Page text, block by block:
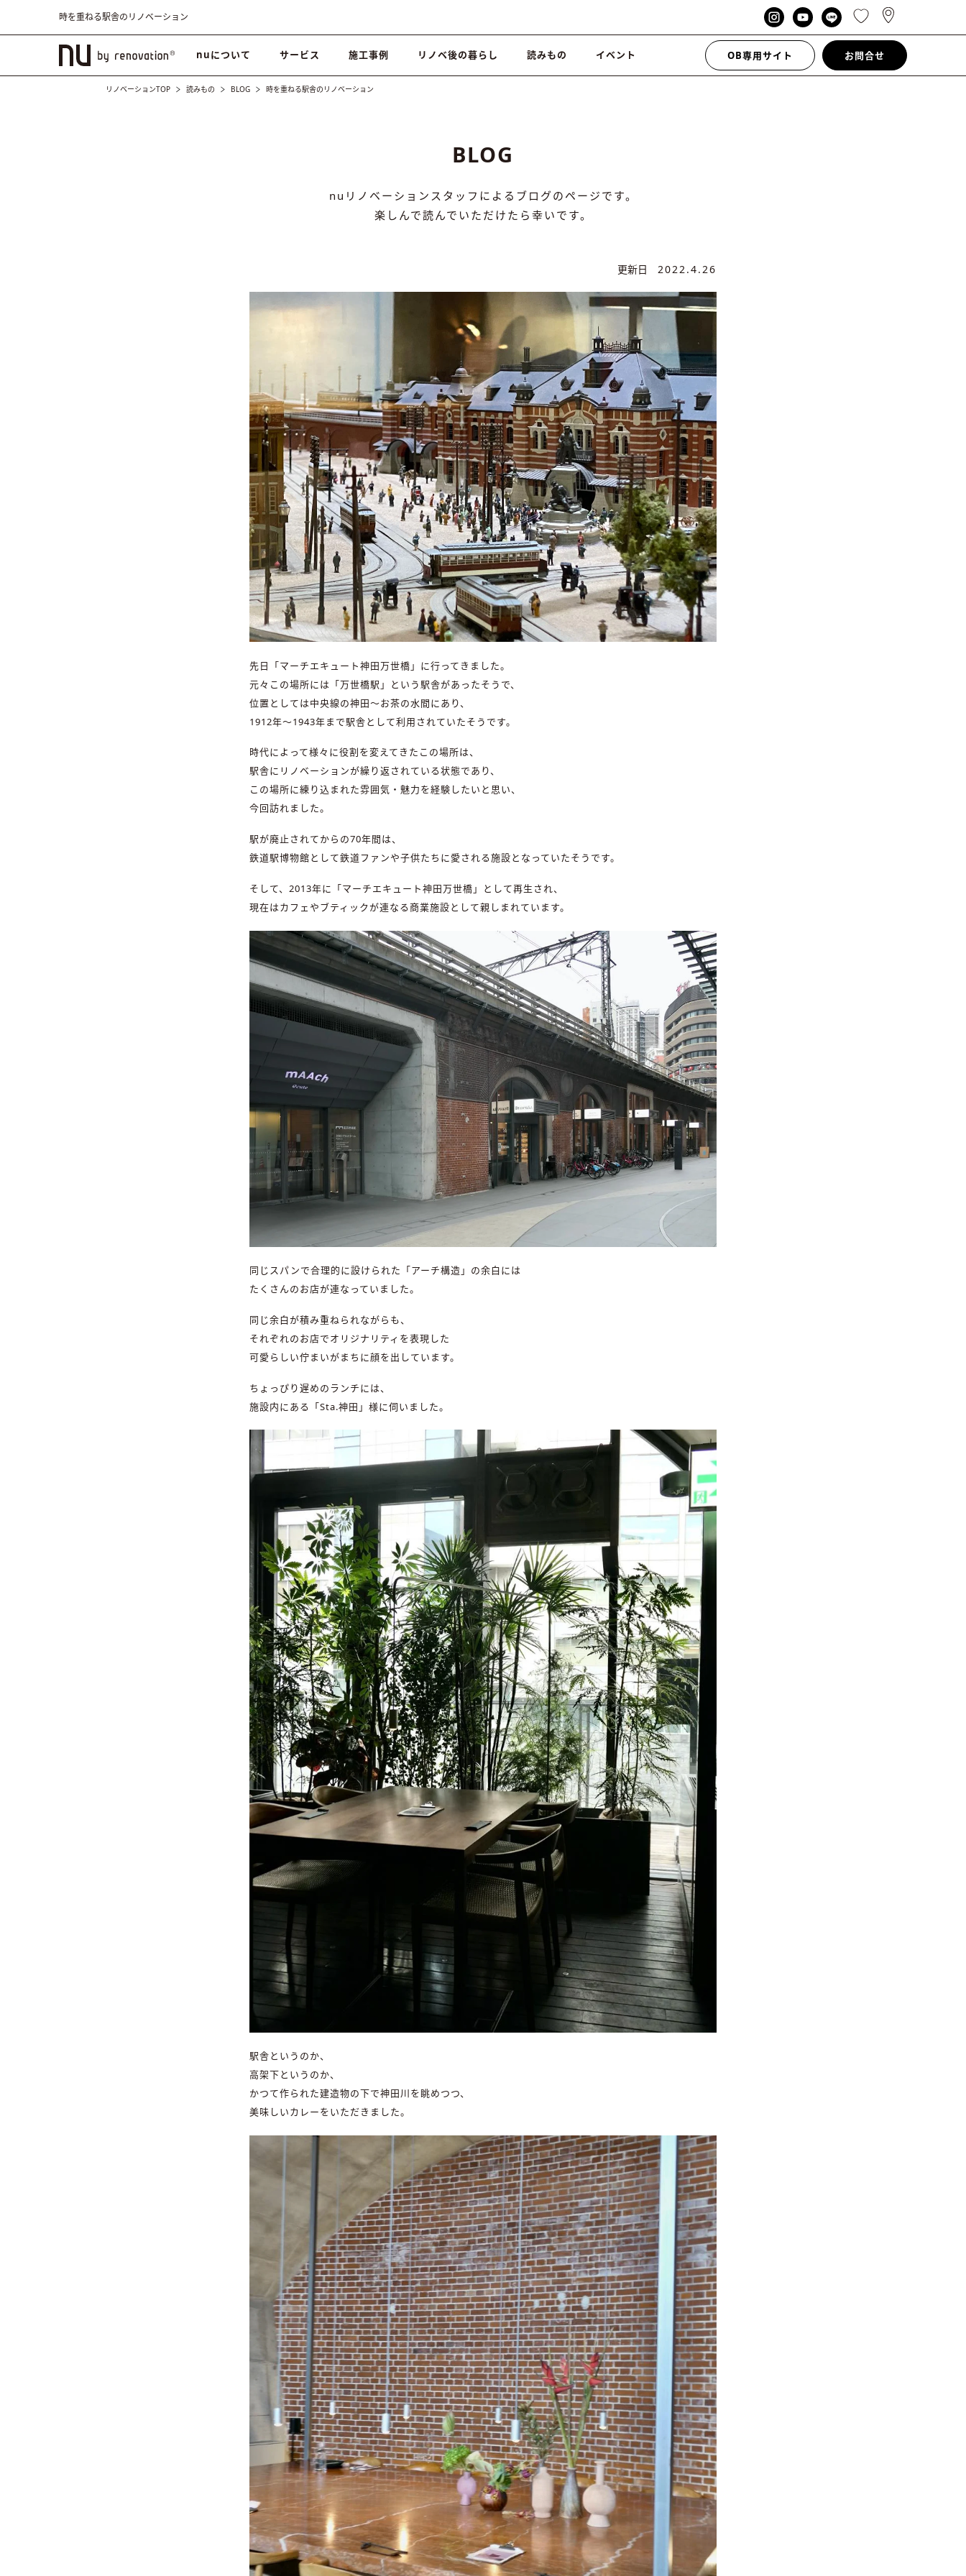
時を重ねる駅舎のリノベーション
nuについて サービス 施工事例 リノベ後の暮らし 読みもの イベント OB専用サイト お問合せ
リノベーションTOP 読みもの BLOG 時を重ねる駅舎のリノベーション
BLOG
nuリノベーションスタッフによるブログのページです。
楽しんで読んでいただけたら幸いです。
更新日 2022.4.26
先日「マーチエキュート神田万世橋」に行ってきました。
元々この場所には「万世橋駅」という駅舎があったそうで、
位置としては中央線の神田〜お茶の水間にあり、
1912年〜1943年まで駅舎として利用されていたそうです。
時代によって様々に役割を変えてきたこの場所は、
駅舎にリノベーションが繰り返されている状態であり、
この場所に練り込まれた雰囲気・魅力を経験したいと思い、
今回訪れました。
駅が廃止されてからの70年間は、
鉄道駅博物館として鉄道ファンや子供たちに愛される施設となっていたそうです。
そして、2013年に「マーチエキュート神田万世橋」として再生され、
現在はカフェやブティックが連なる商業施設として親しまれています。
同じスパンで合理的に設けられた「アーチ構造」の余白には
たくさんのお店が連なっていました。
同じ余白が積み重ねられながらも、
それぞれのお店でオリジナリティを表現した
可愛らしい佇まいがまちに顔を出しています。
ちょっぴり遅めのランチには、
施設内にある「Sta.神田」様に伺いました。
駅舎というのか、
高架下というのか、
かつて作られた建造物の下で神田川を眺めつつ、
美味しいカレーをいただきました。